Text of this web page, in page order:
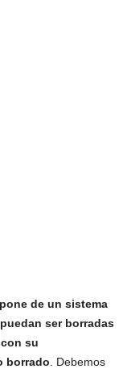
de un sistema
ser borradas
su
borrado . Debemos